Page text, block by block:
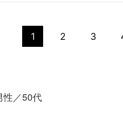
1 2 3
性／50代